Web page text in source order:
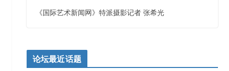
《国际艺术新闻网》特派摄影记者 张希光
论坛最近话题